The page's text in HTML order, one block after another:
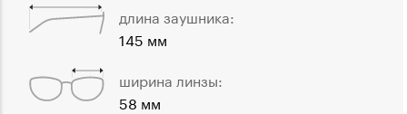
длина заушника:
145 мм
ширина линзы:
58 мм